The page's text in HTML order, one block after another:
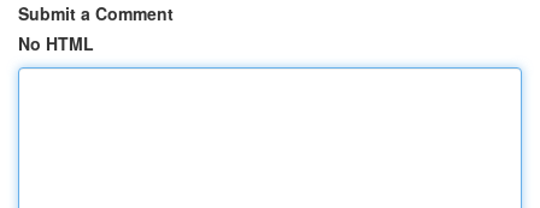
Submit a Comment
No HTML